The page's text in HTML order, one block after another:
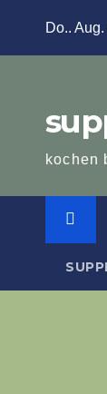
Do..
kochen